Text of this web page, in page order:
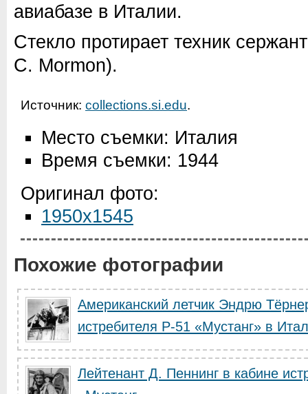
авиабазе в Италии.
Стекло протирает техник
C. Mormon).
Источник: collections.si.edu.
Место съемки: Италия
Время съемки: 1944
Оригинал фото:
1950x1545
Похожие фотографии
Американский летчик Эндрю
истребителя Р-51 «Мустанг» в
Лейтенант Д. Пеннинг в кабине